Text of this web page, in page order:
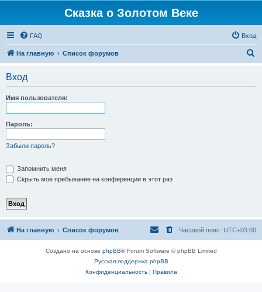
Сказка о Золотом Веке
FAQ Вход
На главную Список форумов
Вход
Имя пользователя:
Пароль:
Забыли пароль?
Запомнить меня
Скрыть моё пребывание на конференции в этот раз
На главную Список форумов Часовой пояс: UTC+03:00
Создано на основе phpBB® Forum Software © phpBB Limited
Русская поддержка phpBB
Конфиденциальность| Правила